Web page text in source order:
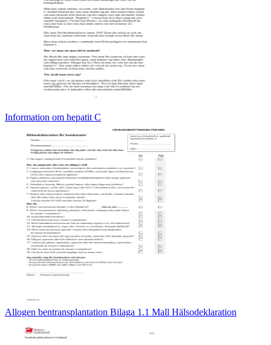
Information om hepatit C
Allogen bentransplantation Bilaga 1.1 Mall Hälsodeklaration